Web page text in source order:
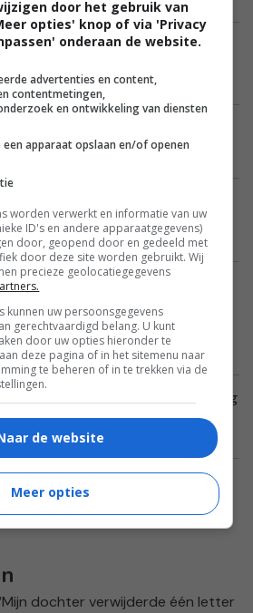
het wegvallen van mijn man
opgelopen”
dochter wil zelf naar school
maar ik vind haar te jong”
heb zo’n spijt van mijn opmerking
vriendin”
dochter verwijderde één letter
door het gebruik van
opties' knop of via 'Privacy
onderaan de website.
advertenties en content,
contentmetingen,
en ontwikkeling van diensten
apparaat opslaan en/of openen
worden verwerkt en informatie van uw
ID's en andere apparaatgegevens)
door, geopend door en gedeeld met
door deze site worden gebruikt. Wij
precieze geolocatiegegevens
kunnen uw persoonsgegevens
gerechtvaardigd belang. U kunt
door uw opties hieronder te
deze pagina of in het sitemenu naar
te beheren of in te trekken via de
de website
Meer opties